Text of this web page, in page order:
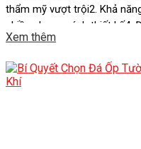
thẩm mỹ vượt trội2. Khả
nhiều phong cách thiết
xuyên sáng ốp tườngĐá
Xem thêm